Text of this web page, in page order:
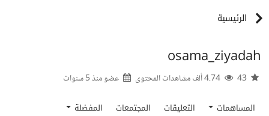
الرئيسية
osama_ziyadah
عضو منذ5 سنوات
المساهمات التعليقات المجتمعات المفضلة